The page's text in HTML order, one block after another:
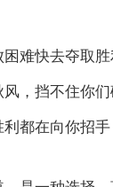
困难快去夺取胜
，挡不住你们
利都在向你招